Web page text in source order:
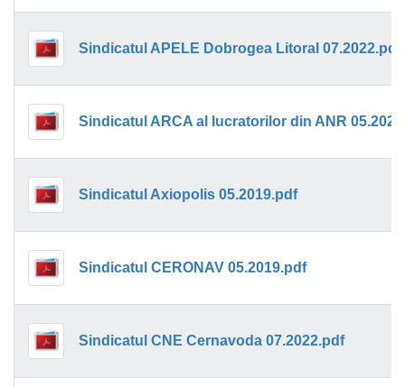
Sindicatul APELE Dobrogea Litoral 07.2022.pdf
Sindicatul ARCA al lucratorilor din ANR
Sindicatul Axiopolis 05.2019.pdf
Sindicatul CERONAV 05.2019.pdf
Sindicatul CNE Cernavoda 07.2022.pdf